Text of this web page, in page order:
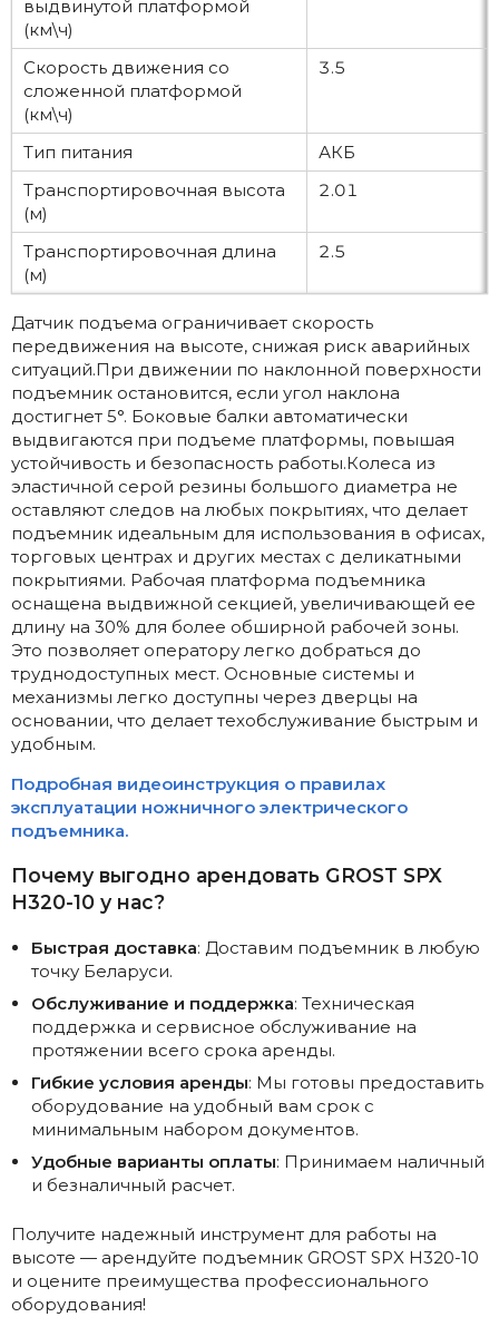
выдвинутой платформой
(км\ч)
Скорость движения со
сложенной платформой
(км\ч)
3.5
Тип питания
АКБ
Транспортировочная высота
(м)
2.01
Транспортировочная длина
(м)
2.5
Датчик подъема ограничивает скорость
передвижения на высоте, снижая риск аварийных
ситуаций.При движении по наклонной поверхности
подъемник остановится, если угол наклона
достигнет 5°. Боковые балки автоматически
выдвигаются при подъеме платформы, повышая
устойчивость и безопасность работы.Колеса из
эластичной серой резины большого диаметра не
оставляют следов на любых покрытиях, что делает
подъемник идеальным для использования в офисах,
торговых центрах и других местах с деликатными
покрытиями. Рабочая платформа подъемника
оснащена выдвижной секцией, увеличивающей ее
длину на 30% для более обширной рабочей зоны.
Это позволяет оператору легко добраться до
труднодоступных мест. Основные системы и
механизмы легко доступны через дверцы на
основании, что делает техобслуживание быстрым и
удобным.
Подробная видеоинструкция о правилах
эксплуатации ножничного электрического
подъемника.
Почему выгодно арендовать GROST SPX
H320-10 у нас?
Быстрая доставка: Доставим подъемник в любую
точку Беларуси.
Обслуживание и поддержка: Техническая
поддержка и сервисное обслуживание на
протяжении всего срока аренды.
Гибкие условия аренды: Мы готовы предоставить
оборудование на удобный вам срок с
минимальным набором документов.
Удобные варианты оплаты: Принимаем наличный
и безналичный расчет.
Получите надежный инструмент для работы на
высоте — арендуйте подъемник GROST SPX H320-10
и оцените преимущества профессионального
оборудования!